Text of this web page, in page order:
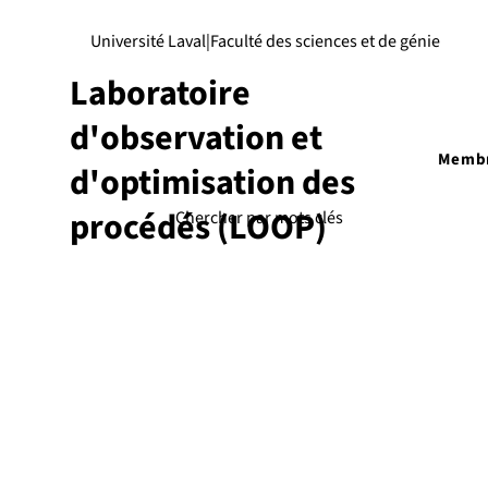
Laboratoire
d'observation et
d'optimisation des
procédés (LOOP)
|
Université Laval Faculté des sciences et de génie